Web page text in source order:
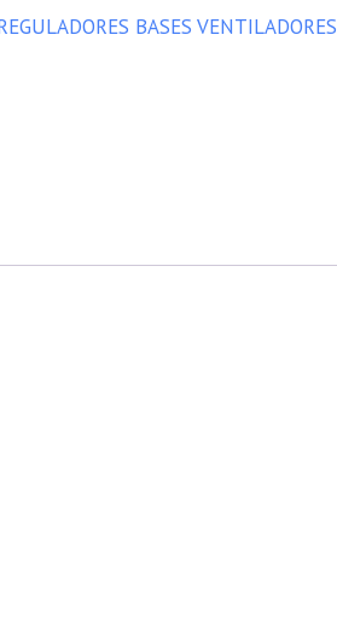
BASES VENTILADORES